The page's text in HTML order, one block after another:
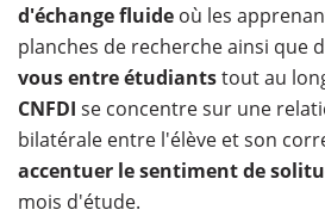
d'échange fluide où les
planches de recherche ainsi que
vous entre étudiantstout au
CNFDI se concentre sur une
bilatérale entre l'élève et son
accentuer le sentiment de
mois d'étude.